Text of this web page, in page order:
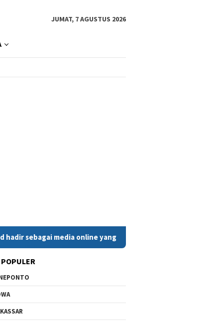
JUMAT, 7 AGUSTUS 2026
media online yang menyajikan berita cepat, faktual, dan